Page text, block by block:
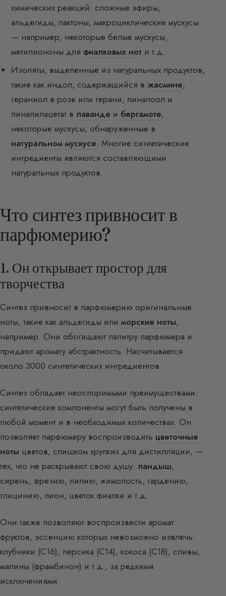
химических реакций: сложные эфиры,
альдегиды, лактоны, макроциклические мускусы
— например, некоторые белые мускусы,
метилиононы для фиалковых нот и т.д.
Изоляты, выделенные из натуральных продуктов,
такие как индол, содержащийся в жасмине,
гераниол в розе или герани, линалоол и
линалилацетат в лаванде и бергамоте,
некоторые мускусы, обнаруженные в
натуральном мускусе. Многие синтетические
ингредиенты являются составляющими
натуральных продуктов.
Что синтез привносит в
парфюмерию?
1. Он открывает простор для
творчества
Синтез привносит в парфюмерию оригинальные
ноты, такие как альдегиды или морские ноты,
например. Они обогащают палитру парфюмера и
придают аромату абстрактность. Насчитывается
около 3000 синтетических ингредиентов.
Синтез обладает неоспоримыми преимуществами:
синтетические компоненты могут быть получены в
любой момент и в необходимых количествах. Он
позволяет парфюмеру воспроизводить цветочные
ноты цветов, слишком хрупких для дистилляции, —
тех, что не раскрывают свою душу: ландыш,
сирень, фрезию, лилию, жимолость, гардению,
глицинию, пион, цветок фиалки и т.д.
Они также позволяют воспроизвести аромат
фруктов, эссенцию которых невозможно извлечь:
клубники (C16), персика (C14), кокоса (C18), сливы,
малины (фрамбинон) и т.д., за редкими
исключениями.